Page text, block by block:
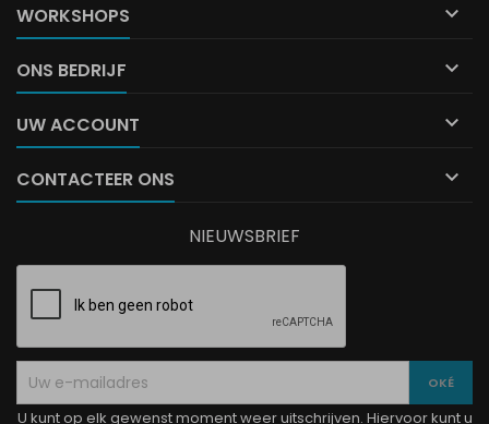
WORKSHOPS 
ONS BEDRIJF 
UW ACCOUNT 
CONTACTEER ONS 
NIEUWSBRIEF
U kunt op elk gewenst moment weer uitschrijven. Hiervoor kunt u